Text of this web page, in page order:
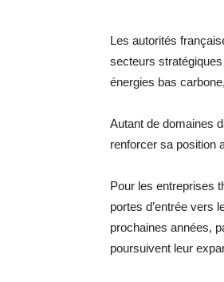
Les autorités
secteurs
énergies bas
Autant de domaines
renforcer sa position
Pour les entreprises
portes d’entrée vers
prochaines années,
poursuivent leur